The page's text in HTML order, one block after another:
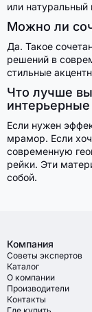
или натуральный
Можно ли
Да. Такое
решений в
стильные
Что лучше
Если нужен
мрамор. Если
современную
рейки. Эти
собой.
Компания
Советы экспертов
Каталог
О компании
Производители
Контакты